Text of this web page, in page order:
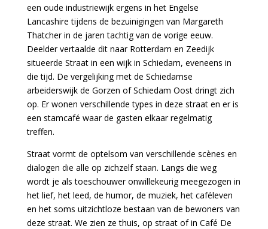
een oude industriewijk ergens in het Engelse
Lancashire tijdens de bezuinigingen van Margareth
Thatcher in de jaren tachtig van de vorige eeuw.
Deelder vertaalde dit naar Rotterdam en Zeedijk
situeerde Straat in een wijk in Schiedam, eveneens in
die tijd. De vergelijking met de Schiedamse
arbeiderswijk de Gorzen of Schiedam Oost dringt zich
op. Er wonen verschillende types in deze straat en er is
een stamcafé waar de gasten elkaar regelmatig
treffen.
Straat vormt de optelsom van verschillende scènes en
dialogen die alle op zichzelf staan. Langs die weg
wordt je als toeschouwer onwillekeurig meegezogen in
het lief, het leed, de humor, de muziek, het caféleven
en het soms uitzichtloze bestaan van de bewoners van
deze straat. We zien ze thuis, op straat of in Café De